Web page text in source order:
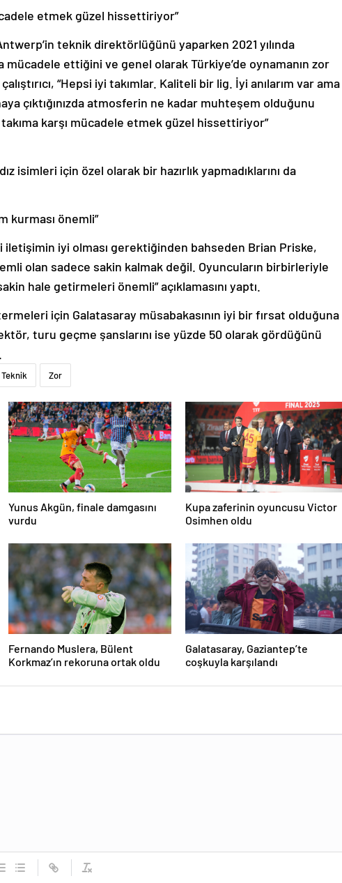
etmek güzel hissettiriyor”
teknik direktörlüğünü yaparken 2021 yılında
mücadele ettiğini ve genel olarak Türkiye’de oynamanın zor
“Hepsi iyi takımlar. Kaliteli bir lig. İyi anılarım var ama
çıktığınızda atmosferin ne kadar muhteşem olduğunu
karşı mücadele etmek güzel hissettiriyor”
isimleri için özel olarak bir hazırlık yapmadıklarını da
kurması önemli”
iletişimin iyi olması gerektiğinden bahseden Brian Priske,
olan sadece sakin kalmak değil. Oyuncuların birbirleriyle
hale getirmeleri önemli” açıklamasını yaptı.
için Galatasaray müsabakasının iyi bir fırsat olduğuna
turu geçme şanslarını ise yüzde 50 olarak gördüğünü
Teknik Zor
Yunus Akgün, finale damgasını
vurdu
Kupa zaferinin oyuncusu Victor
Osimhen oldu
Fernando Muslera, Bülent
Korkmaz’ın rekoruna ortak oldu
Galatasaray, Gaziantep’te
coşkuyla karşılandı